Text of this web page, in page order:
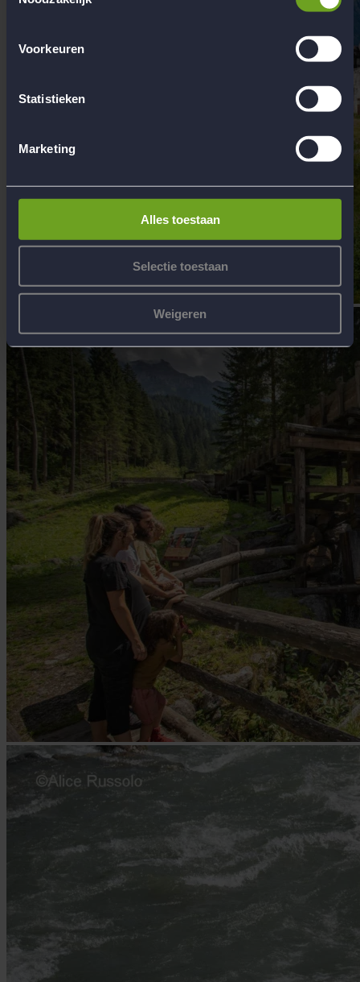
Voorkeuren
Statistieken
Marketing
Alles toestaan
Selectie toestaan
Weigeren